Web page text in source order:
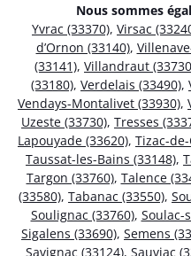
Nous sommes
Yvrac (33370), Virsac
d’Ornon (33140),
(33141), Villandraut
(33180), Verdelais (33490),
Vendays-Montalivet (33930),
Uzeste (33730), Tresses
Lapouyade (33620), Tizac-
Taussat-les-Bains (33148),
Targon (33760), Talence
(33580), Tabanac (33550),
Soulignac (33760), Soulac-
Sigalens (33690), Semens
Savignac (33124), Sauviac